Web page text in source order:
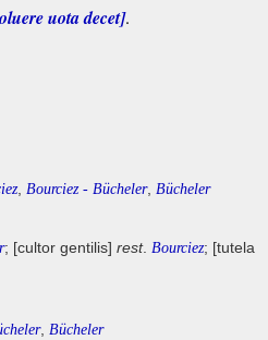
uota decet].
, Bourciez - Bücheler, Bücheler
; [cultor gentilis] rest. Bourciez; [tutela
, Bücheler